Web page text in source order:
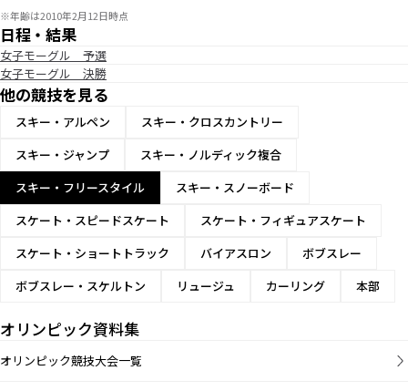
※年齢は2010年2月12日時点
日程・結果
女子モーグル 予選
女子モーグル 決勝
他の競技を見る
スキー・アルペン
スキー・クロスカントリー
スキー・ジャンプ
スキー・ノルディック複合
スキー・フリースタイル
スキー・スノーボード
スケート・スピードスケート
スケート・フィギュアスケート
スケート・ショートトラック
バイアスロン
ボブスレー
ボブスレー・スケルトン
リュージュ カーリング 本部
オリンピック資料集
オリンピック競技大会一覧